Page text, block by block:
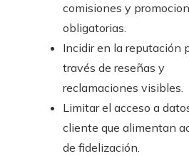
comisiones y
obligatorias.
Incidir en la reputación
través de reseñas y
reclamaciones visibles.
Limitar el acceso a
cliente que alimentan
de fidelización.